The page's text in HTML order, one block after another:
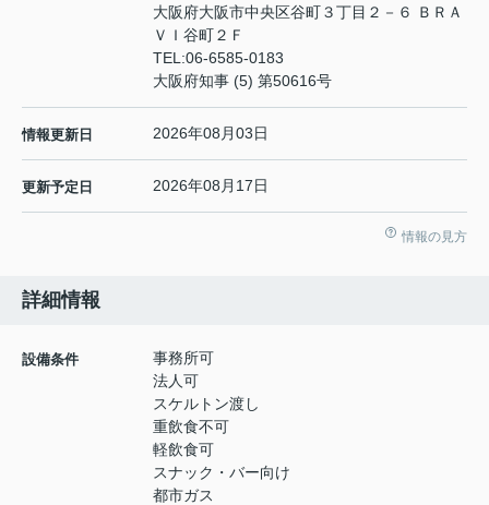
大阪府大阪市中央区谷町３丁目２－６ ＢＲＡ
ＶＩ谷町２Ｆ
TEL:06-6585-0183
大阪府知事 (5) 第50616号
情報更新日 2026年08月03日
更新予定日 2026年08月17日
情報の見方
詳細情報
設備条件
事務所可
法人可
スケルトン渡し
重飲食不可
軽飲食可
スナック・バー向け
都市ガス